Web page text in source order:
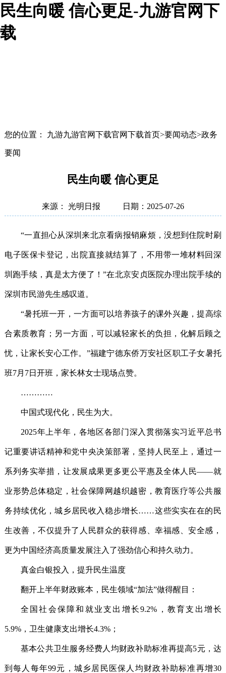
民生向暖 信心更足-九游官网下
载
您的位置： 九游九游官网下载官网下载首页>要闻动态>政务
要闻
民生向暖 信心更足
来源： 光明日报 日期：2025-07-26
“一直担心从深圳来北京看病报销麻烦，没想到住院时刷
电子医保卡登记，出院直接就结算了，不用带一堆材料回深
圳跑手续，真是太方便了！”在北京安贞医院办理出院手续的
深圳市民游先生感叹道。
“暑托班一开，一方面可以培养孩子的课外兴趣，提高综
合素质教育；另一方面，可以减轻家长的负担，化解后顾之
忧，让家长安心工作。”福建宁德东侨万安社区职工子女暑托
班7月7日开班，家长林女士现场点赞。
…………
中国式现代化，民生为大。
2025年上半年，各地区各部门深入贯彻落实习近平总书
记重要讲话精神和党中央决策部署，坚持人民至上，通过一
系列务实举措，让发展成果更多更公平惠及全体人民——就
业形势总体稳定，社会保障网越织越密，教育医疗等公共服
务持续优化，城乡居民收入稳步增长……这些实实在在的民
生改善，不仅提升了人民群众的获得感、幸福感、安全感，
更为中国经济高质量发展注入了强劲信心和持久动力。
真金白银投入，提升民生温度
翻开上半年财政账本，民生领域“加法”做得醒目：
全国社会保障和就业支出增长9.2%，教育支出增长
5.9%，卫生健康支出增长4.3%；
基本公共卫生服务经费人均财政补助标准再提高5元，达
到每人每年99元，城乡居民医保人均财政补助标准再增30